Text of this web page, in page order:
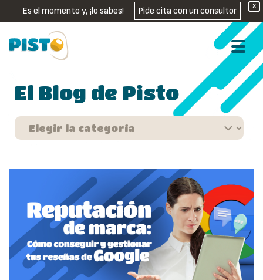
X
Es el momento y, ¡lo sabes! Pide cita con un consultor
El Blog de Pisto